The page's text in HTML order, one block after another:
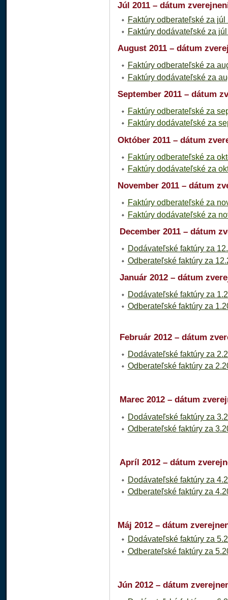
Júl 2011 – dátum
Faktúry odberateľské za júl
Faktúry dodávateľské za
August 2011 – dátum
Faktúry odberateľské za
Faktúry dodávateľské za
September 2011 – dátum
Faktúry odberateľské za
Faktúry dodávateľské za
Október 2011 – dátum
Faktúry odberateľské za
Faktúry dodávateľské za
November 2011 – dátum
Faktúry odberateľské za
Faktúry dodávateľské za
December 2011 – dátum
Dodávateľské faktúry za
Odberateľské faktúry za
Január 2012 – dátum
Dodávateľské faktúry za
Odberateľské faktúry za
Február 2012 – dátum
Dodávateľské faktúry za
Odberateľské faktúry za
Marec 2012 – dátum
Dodávateľské faktúry za
Odberateľské faktúry za
Apríl 2012 – dátum
Dodávateľské faktúry za
Odberateľské faktúry za
Máj 2012 – dátum
Dodávateľské faktúry za
Odberateľské faktúry za
Jún 2012 – dátum